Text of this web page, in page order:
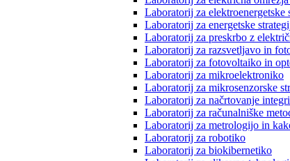
Laboratorij za elektroenergetske
Laboratorij za energetske
Laboratorij za preskrbo z
Laboratorij za razsvetljavo in
Laboratorij za fotovoltaiko in
Laboratorij za mikroelektroniko
Laboratorij za mikrosenzorske
Laboratorij za načrtovanje
Laboratorij za računalniške
Laboratorij za metrologijo in
Laboratorij za robotiko
Laboratorij za biokibernetiko